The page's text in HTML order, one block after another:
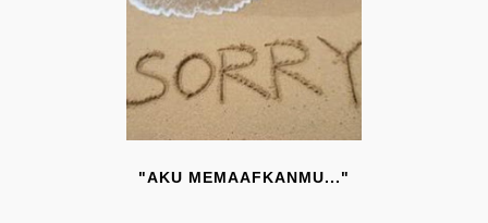
"AKU MEMAAFKANMU..."